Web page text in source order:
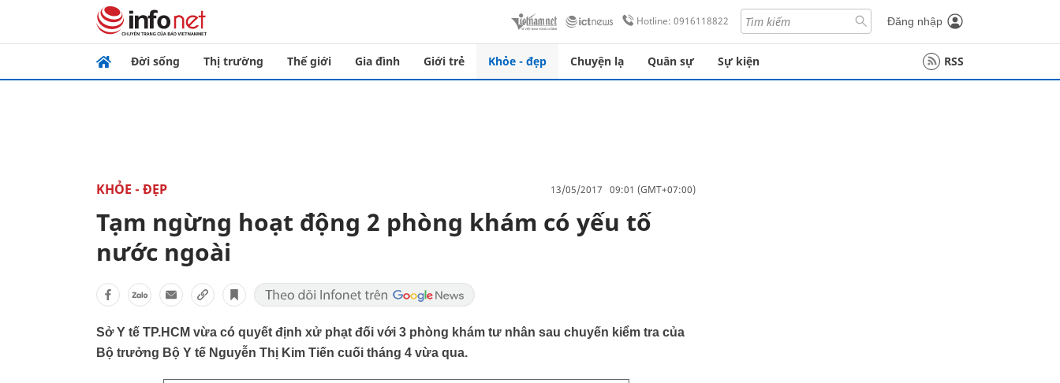
Hotline: 0916118822 Đăng nhập
Đời sống Thị trường Thế giới Gia đình Giới trẻ Khỏe - đẹp Chuyện lạ Quân sự Sự kiện RSS
KHỎE - ĐẸP 13/05/2017 09:01 (GMT+07:00)
Tạm ngừng hoạt động 2 phòng khám có yếu tố
nước ngoài
Sở Y tế TP.HCM vừa có quyết định xử phạt đối với 3 phòng khám tư nhân sau chuyến kiểm tra của
Bộ trưởng Bộ Y tế Nguyễn Thị Kim Tiến cuối tháng 4 vừa qua.